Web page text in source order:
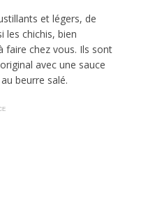
et légers, de
les chichis, bien
faire chez vous. Ils sont
avec une sauce
beurre salé.